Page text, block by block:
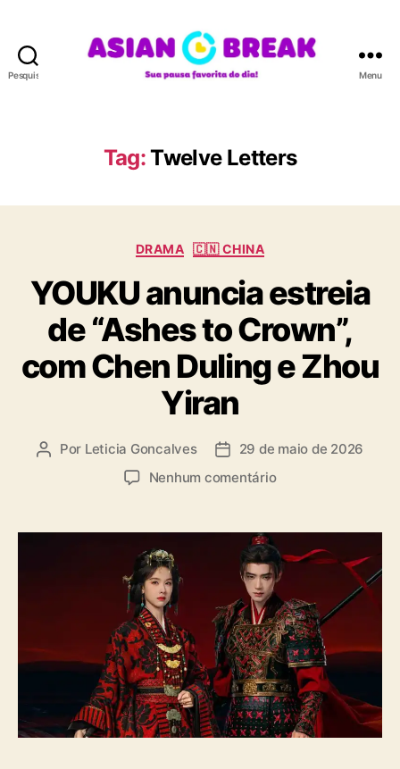
Pesquisar
A
N
R
A
Menu
Tag:Twelve Letters
C
t
e
g
o
r
i
a
DRAMA 🇨🇳 CHINA
YOUKU anuncia estreia
de “Ashes to Crown”,
com Chen Duling e Zhou
Yiran
A
r
t
Por Leticia Goncalves
D
d
b
l
i
c
a
ç
ã
29 de maio de 2026
Nenhum comentárioe
O
U
K
U
a
n
u
n
c
i
a